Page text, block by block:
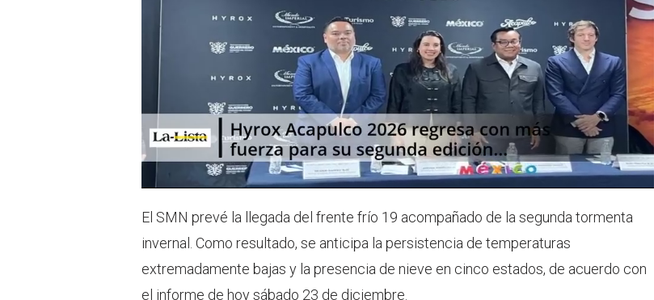
El SMN prevé la llegada del frente frío 19 acompañado de la segunda tormenta
invernal. Como resultado, se anticipa la persistencia de temperaturas
extremadamente bajas y la presencia de nieve en cinco estados, de acuerdo con
el informe de hoy sábado 23 de diciembre.